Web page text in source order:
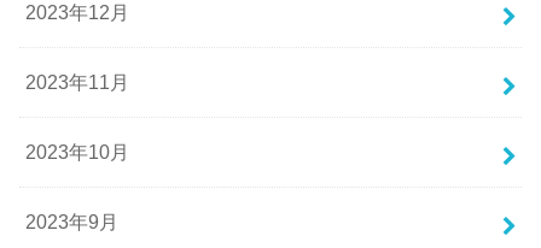
2023年12月
2023年11月
2023年10月
2023年9月